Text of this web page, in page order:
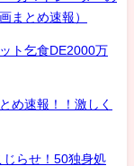
まとめ速報）
ト乞食DE2000万
め速報！！激しく
じらせ！50独身処